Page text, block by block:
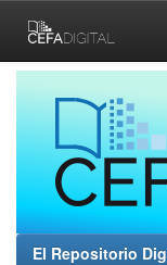
navigation
El Repositorio